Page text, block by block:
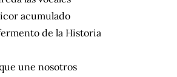
acumulado
de la Historia
une nosotros